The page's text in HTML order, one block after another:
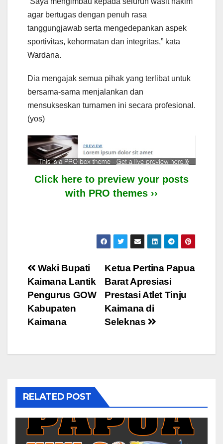
agar bertugas dengan penuh rasa
tanggungjawab serta mengedepankan aspek
sportivitas, kehormatan dan integritas,” kata
Wardana.
Dia mengajak semua pihak yang terlibat untuk
bersama-sama menjalankan dan
mensukseskan turnamen ini secara profesional.
(yos)
Click here to preview your posts
with PRO themes ››
Post
navigation
Ketua Pertina Papua
Barat Apresiasi
Prestasi Atlet Tinju
Kaimana di
Seleknas
Waki Bupati
Kaimana Lantik
Pengurus GOW
Kabupaten
Kaimana
RELATED POST